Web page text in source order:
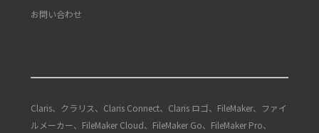
お問い合わせ
Claris、クラリス、Claris Connect、Claris ロゴ、FileMaker、ファイ
ルメーカー、FileMaker Cloud、FileMaker Go、FileMaker Pro、